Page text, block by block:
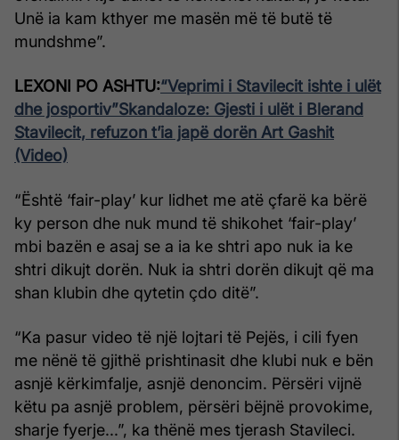
Unë ia kam kthyer me masën më të butë të
mundshme”.
LEXONI PO ASHTU:“Veprimi i Stavilecit ishte i ulët
dhe josportiv”Skandaloze: Gjesti i ulët i Blerand
Stavilecit, refuzon t’ia japë dorën Art Gashit
(Video)
“Është ‘fair-play’ kur lidhet me atë çfarë ka bërë
ky person dhe nuk mund të shikohet ‘fair-play’
mbi bazën e asaj se a ia ke shtri apo nuk ia ke
shtri dikujt dorën. Nuk ia shtri dorën dikujt që ma
shan klubin dhe qytetin çdo ditë”.
“Ka pasur video të një lojtari të Pejës, i cili fyen
me nënë të gjithë prishtinasit dhe klubi nuk e bën
asnjë kërkimfalje, asnjë denoncim. Përsëri vijnë
këtu pa asnjë problem, përsëri bëjnë provokime,
sharje fyerje...”, ka thënë mes tjerash Stavileci.